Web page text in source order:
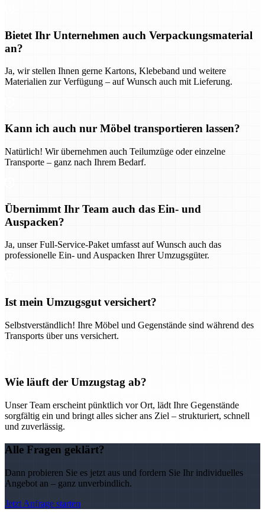
Bietet Ihr Unternehmen auch Verpackungsmaterial
an?
Ja, wir stellen Ihnen gerne Kartons, Klebeband und weitere
Materialien zur Verfügung – auf Wunsch auch mit Lieferung.
Kann ich auch nur Möbel transportieren lassen?
Natürlich! Wir übernehmen auch Teilumzüge oder einzelne
Transporte – ganz nach Ihrem Bedarf.
Übernimmt Ihr Team auch das Ein- und
Auspacken?
Ja, unser Full-Service-Paket umfasst auf Wunsch auch das
professionelle Ein- und Auspacken Ihrer Umzugsgüter.
Ist mein Umzugsgut versichert?
Selbstverständlich! Ihre Möbel und Gegenstände sind während des
Transports über uns versichert.
Wie läuft der Umzugstag ab?
Unser Team erscheint pünktlich vor Ort, lädt Ihre Gegenstände
sorgfältig ein und bringt alles sicher ans Ziel – strukturiert, schnell
und zuverlässig.
Alle Fragen geklärt?
Dann probieren Sie es jetzt aus und fordern Sie Ihr individuelles
Angebot an – ganz unverbindlich.
Jetzt Anfrage starten